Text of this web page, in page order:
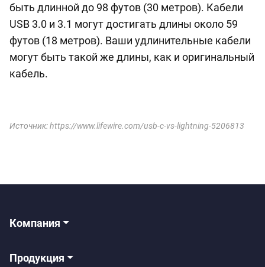
быть длинной до 98 футов (30 метров). Кабели
USB 3.0 и 3.1 могут достигать длины около 59
футов (18 метров). Ваши удлинительные кабели
могут быть такой же длины, как и оригинальный
кабель.
Источник: https://www.lifewire.com/usb-c-vs-lightning-5206813
Компания
Продукция